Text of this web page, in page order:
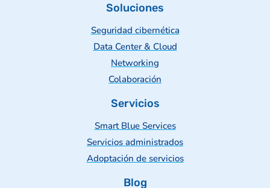
Soluciones
Seguridad cibernética
Data Center & Cloud
Networking
Colaboración
Servicios
Smart Blue Services
Servicios administrados
Adoptación de servicios
Blog